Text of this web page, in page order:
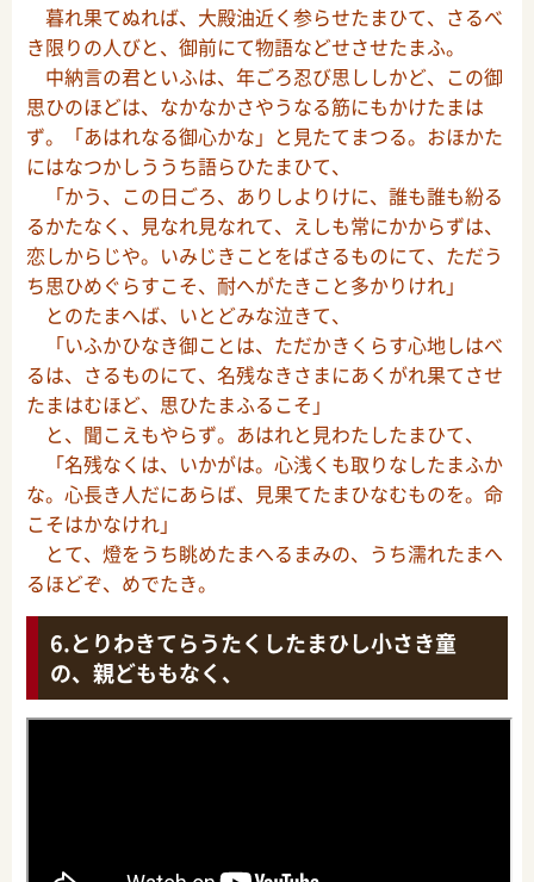
暮れ果てぬれば、大殿油近く参らせたまひて、さるべ
き限りの人びと、御前にて物語などせさせたまふ。
中納言の君といふは、年ごろ忍び思ししかど、この御
思ひのほどは、なかなかさやうなる筋にもかけたまは
ず。「あはれなる御心かな」と見たてまつる。おほかた
にはなつかしううち語らひたまひて、
「かう、この日ごろ、ありしよりけに、誰も誰も紛る
るかたなく、見なれ見なれて、えしも常にかからずは、
恋しからじや。いみじきことをばさるものにて、ただう
ち思ひめぐらすこそ、耐へがたきこと多かりけれ」
とのたまへば、いとどみな泣きて、
「いふかひなき御ことは、ただかきくらす心地しはべ
るは、さるものにて、名残なきさまにあくがれ果てさせ
たまはむほど、思ひたまふるこそ」
と、聞こえもやらず。あはれと見わたしたまひて、
「名残なくは、いかがは。心浅くも取りなしたまふか
な。心長き人だにあらば、見果てたまひなむものを。命
こそはかなけれ」
とて、燈をうち眺めたまへるまみの、うち濡れたまへ
るほどぞ、めでたき。
とりわきてらうたくしたまひし小さき童
の、親どももなく、